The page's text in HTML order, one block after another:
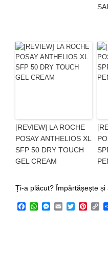
[REVIEW] LA ROCHE
POSAY ANTHELIOS XL
SFP 50 DRY TOUCH
GEL CREAM
Ți-a plăcut? Împărtășește și
Facebook
WhatsApp
Messenger
EmailTwitter